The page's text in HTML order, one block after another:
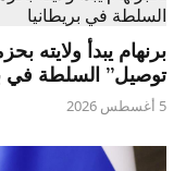
برنهام يبدأ ولايته
توصيل” السلطة في
5 أغسطس 2026